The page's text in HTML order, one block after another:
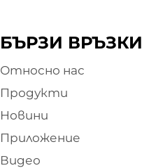
БЪРЗИ ВРЪЗКИ
Относно нас
Продукти
Новини
Приложение
Видео